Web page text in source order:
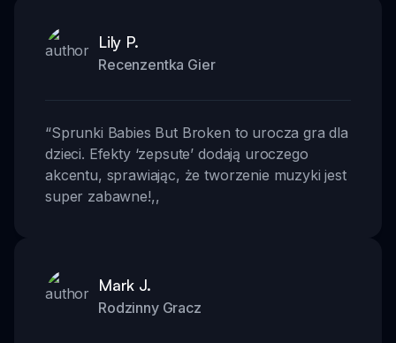
Lily P.
Recenzentka Gier
“Sprunki Babies But Broken to urocza gra dla
dzieci. Efekty ‘zepsute’ dodają uroczego
akcentu, sprawiając, że tworzenie muzyki jest
super zabawne!,,
Mark J.
Rodzinny Gracz